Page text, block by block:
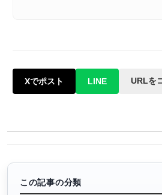
Xでポスト LINE URLを
この記事の分類